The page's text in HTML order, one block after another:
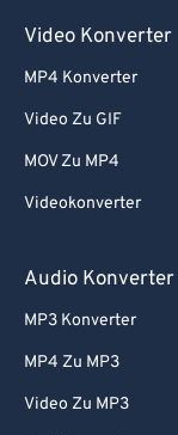
Video Konverter
MP4 Konverter
Video Zu GIF
MOV Zu MP4
Videokonverter
Audio Konverter
MP3 Konverter
MP4 Zu MP3
Video Zu MP3